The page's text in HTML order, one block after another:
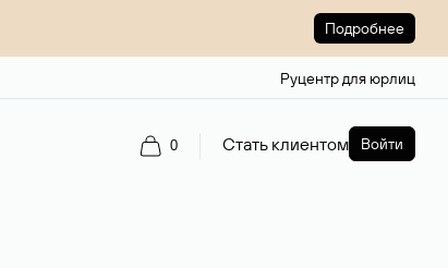
Подробнее
Руцентр для юрлиц
0 Стать клиентом Войти